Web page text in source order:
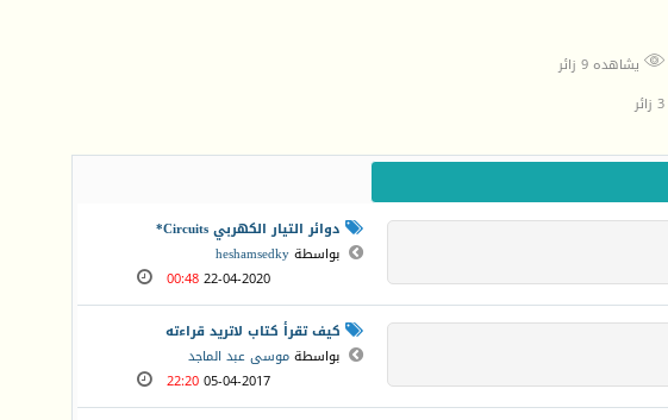
 يشاهده 9 زائر
دوائر التيار الكهربي Circuits*
بواسطةheshamsedky
22-04-2020
00:48
كيف تقرأ كتاب لاتريد قراءته
بواسطةموسى عبد الماجد
05-04-2017
22:20